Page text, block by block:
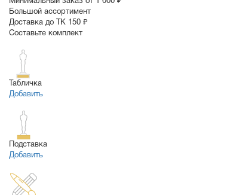
Большой ассортимент
Доставка до ТК 150 ₽
Составьте комплект
Табличка
Добавить
Подставка
Добавить